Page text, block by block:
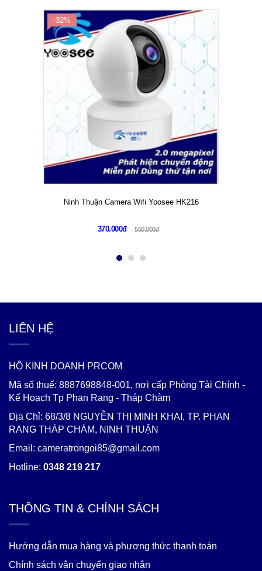
-32%
Ninh Thuận Camera Wifi Yoosee HK216
370.000đ 550.000đ
LIÊN HỆ
HỘ KINH DOANH PRCOM
Mã số thuế: 8887698848-001, nơi cấp Phòng Tài Chính -
Kế Hoạch Tp Phan Rang - Tháp Chàm
Địa Chỉ: 68/3/8 NGUYỄN THỊ MINH KHAI, TP. PHAN
RANG THÁP CHÀM, NINH THUẬN
Email: cameratrongoi85@gmail.com
Hotline: 0348 219 217
THÔNG TIN & CHÍNH SÁCH
Hướng dẫn mua hàng và phương thức thanh toán
Chính sách vận chuyển giao nhận